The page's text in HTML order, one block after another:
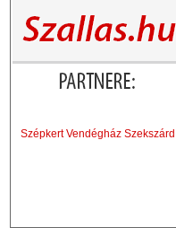
Szépkert Vendégház Szekszárd